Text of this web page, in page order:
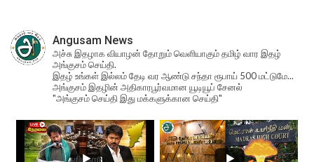
Angusam News
அச்சு இதழாக வியாழன் தோறும் வெளியாகும் தமிழ் வார இதழ்
அங்குசம் செய்தி.
இதழ் உங்கள் இல்லம் தேடி வர ஆண்டு சந்தா ரூபாய் 500 மட்டுமே...
அங்குசம் இதழின் அதிகாரபூர்வமான யூடியூப் சேனல்
"அங்குசம் செய்தி இது மக்களுக்கான செய்தி"